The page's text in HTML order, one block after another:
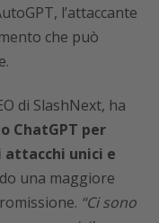
l’attaccante
che può
di SlashNext, ha
ChatGPT per
unici e
una maggiore
“Ci sono